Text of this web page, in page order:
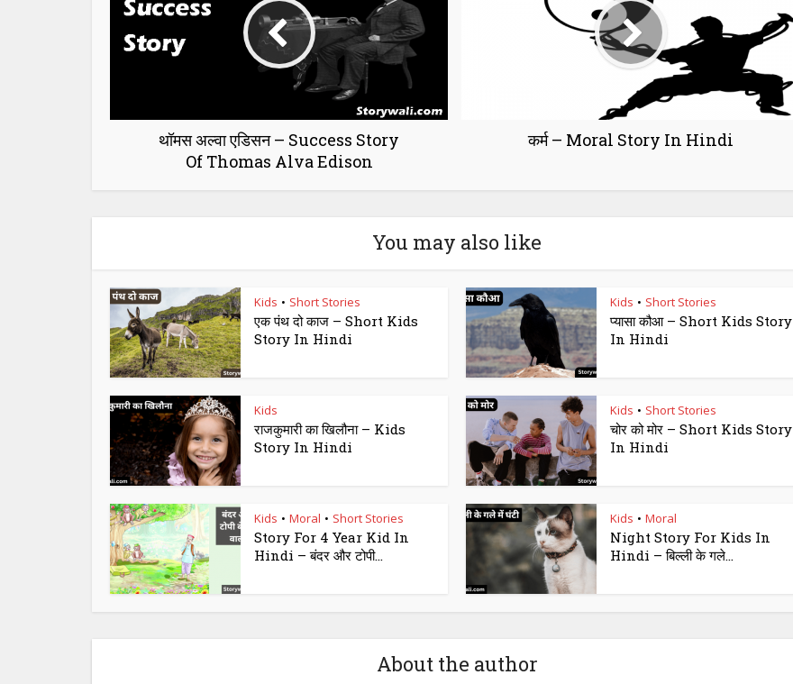
थॉमस अल्वा एडिसन – Success Story
Of Thomas Alva Edison
कर्म – Moral Story In Hindi
You may also like
Kids • Short Stories
एक पंथ दो काज – Short Kids
Story In Hindi
Kids • Short Stories
प्यासा कौआ – Short Kids Story
In Hindi
Kids
राजकुमारी का खिलौना – Kids
Story In Hindi
Kids • Short Stories
चोर को मोर – Short Kids Story
In Hindi
Kids • Moral • Short Stories
Story For 4 Year Kid In
Hindi – बंदर और टोपी...
Kids • Moral
Night Story For Kids In
Hindi – बिल्ली के गले...
About the author